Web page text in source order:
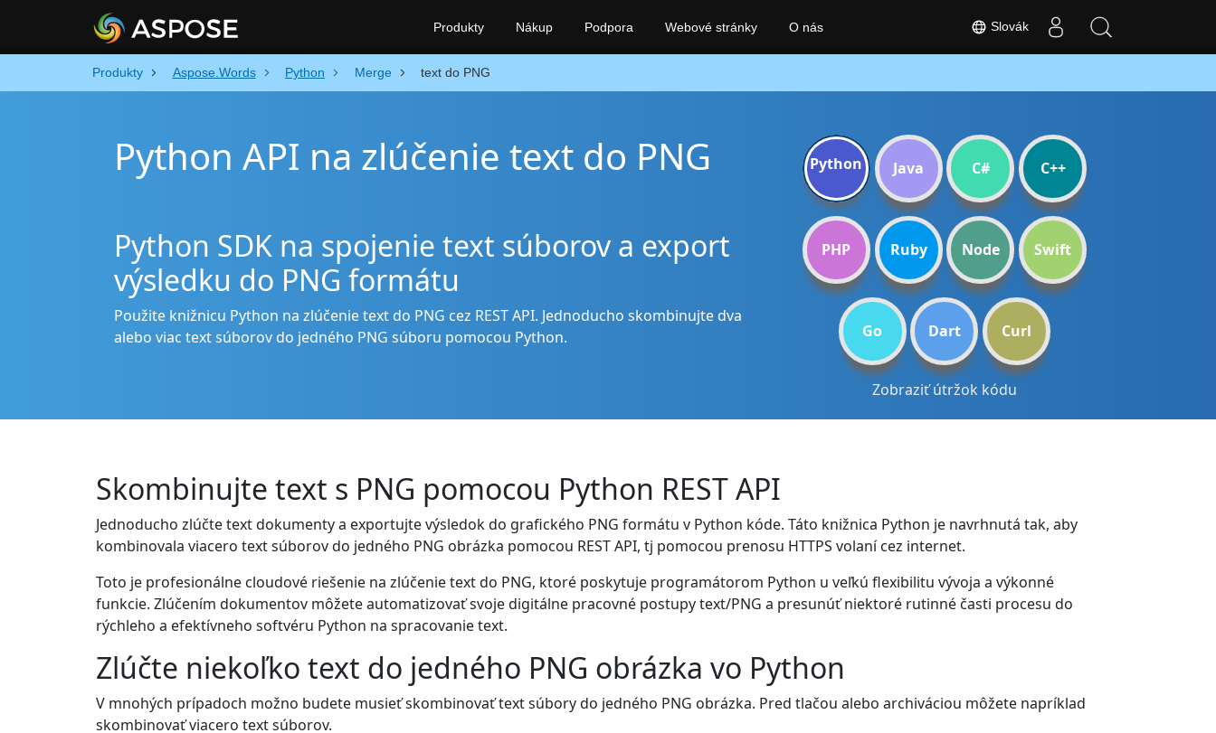
Produkty Aspose.Words Python Merge text do PNG
Python API na zlúčenie text do PNG
Python SDK na spojenie text súborov a export
výsledku do PNG formátu
Použite knižnicu Python na zlúčenie text do PNG cez REST API. Jednoducho skombinujte dva
alebo viac text súborov do jedného PNG súboru pomocou Python.
Python Java C# C++
PHP Ruby Node Swift
Go Dart Curl
Zobraziť útržok kódu
Skombinujte text s PNG pomocou Python REST API
Jednoducho zlúčte text dokumenty a exportujte výsledok do grafického PNG formátu v Python kóde. Táto knižnica Python je navrhnutá tak, aby
kombinovala viacero text súborov do jedného PNG obrázka pomocou REST API, tj pomocou prenosu HTTPS volaní cez internet.
Toto je profesionálne cloudové riešenie na zlúčenie text do PNG, ktoré poskytuje programátorom Python u veľkú flexibilitu vývoja a výkonné
funkcie. Zlúčením dokumentov môžete automatizovať svoje digitálne pracovné postupy text/PNG a presunúť niektoré rutinné časti procesu do
rýchleho a efektívneho softvéru Python na spracovanie text.
Zlúčte niekoľko text do jedného PNG obrázka vo Python
V mnohých prípadoch možno budete musieť skombinovať text súbory do jedného PNG obrázka. Pred tlačou alebo archiváciou môžete napríklad
skombinovať viacero text súborov.
Slovák
Produkty Nákup Podpora Webové stránky O nás